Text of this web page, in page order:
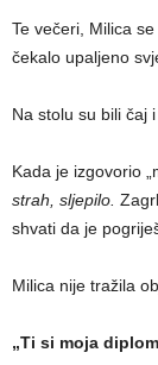
Te večeri, Milica
čekalo upaljeno
Na stolu su bili čaj
Kada je izgovorio
strah, sljepilo.
shvati da je
Milica nije tražila
„Ti si moja